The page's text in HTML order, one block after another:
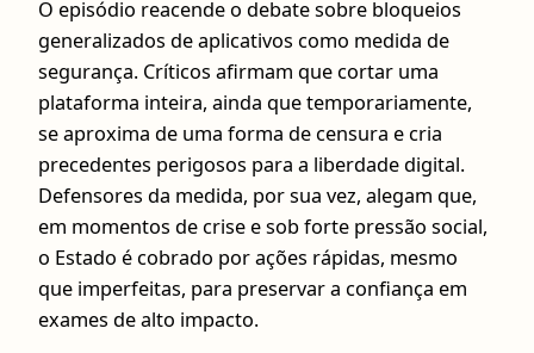
O episódio reacende o debate sobre bloqueios
generalizados de aplicativos como medida de
segurança. Críticos afirmam que cortar uma
plataforma inteira, ainda que temporariamente,
se aproxima de uma forma de censura e cria
precedentes perigosos para a liberdade digital.
Defensores da medida, por sua vez, alegam que,
em momentos de crise e sob forte pressão social,
o Estado é cobrado por ações rápidas, mesmo
que imperfeitas, para preservar a confiança em
exames de alto impacto.